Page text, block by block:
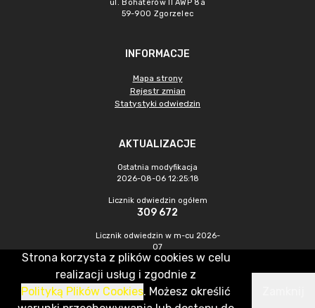
ul. Bohaterów II AWP 8a
59-900 Zgorzelec
INFORMACJE
Mapa strony
Rejestr zmian
Statystyki odwiedzin
AKTUALIZACJE
Ostatnia modyfikacja
2026-08-06 12:25:18
Licznik odwiedzin ogółem
309 672
Licznik odwiedzin w m-cu 2026-
07
370
CMS & Hosting: Nefeni Sp. z o.o.
Strona korzysta z plików cookies w celu
realizacji usług i zgodnie z
Polityką Plików Cookies. Możesz określić